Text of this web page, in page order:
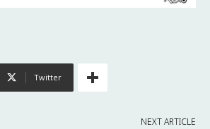
Twitter
NEXT ARTICLE